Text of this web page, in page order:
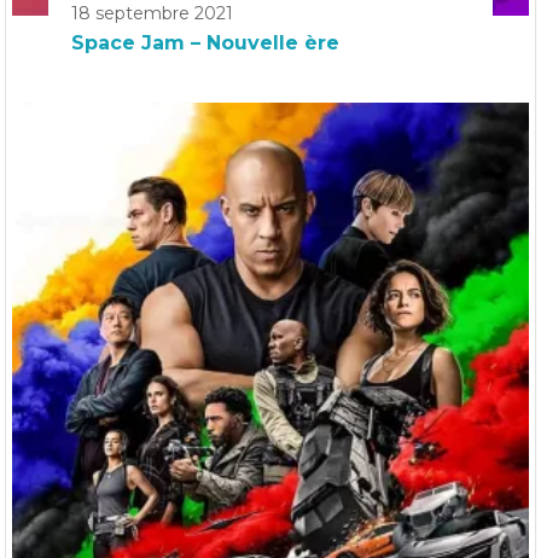
18 septembre 2021
Space Jam – Nouvelle ère